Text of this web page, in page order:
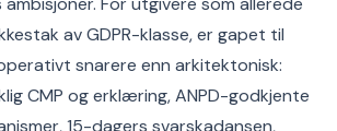
av GDPR-klasse, er gapet til
snarere enn arkitektonisk:
CMP og erklæring, ANPD-godkjente
15-dagers svarskadansen,